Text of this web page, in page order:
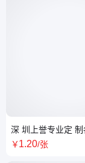
深 圳上誉专业定 制
书签，3D光栅书 签
￥1.20/张